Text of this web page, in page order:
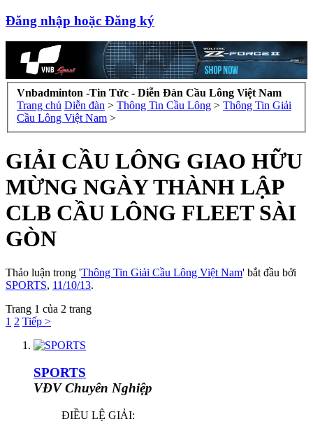
Đăng nhập hoặc Đăng ký
Vnbadminton -Tin Tức - Diễn Đàn Cầu Lông Việt Nam
Trang chủ Diễn đàn > Thông Tin Cầu Lông > Thông Tin Giải
Cầu Lông Việt Nam >
GIẢI CẦU LÔNG GIAO HỮU
MỪNG NGÀY THÀNH LẬP
CLB CẦU LÔNG FLEET SÀI
GÒN
Thảo luận trong 'Thông Tin Giải Cầu Lông Việt Nam' bắt đầu bởi
SPORTS, 11/10/13.
Trang 1 của 2 trang
1 2 Tiếp >
SPORTS
VĐV Chuyên Nghiệp
ĐIỀU LỆ GIẢI: